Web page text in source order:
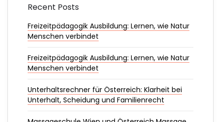
Recent Posts
Freizeitpädagogik Ausbildung: Lernen, wie Natur
Menschen verbindet
Freizeitpädagogik Ausbildung: Lernen, wie Natur
Menschen verbindet
Unterhaltsrechner für Österreich: Klarheit bei
Unterhalt, Scheidung und Familienrecht